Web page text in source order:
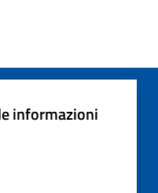
informazioni